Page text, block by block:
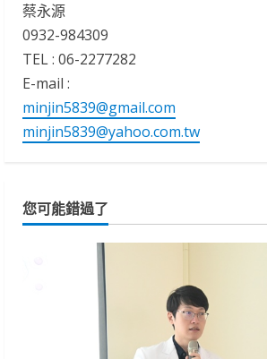
蔡永源
0932-984309
TEL : 06-2277282
E-mail :
minjin5839@gmail.com
minjin5839@yahoo.com.tw
您可能錯過了